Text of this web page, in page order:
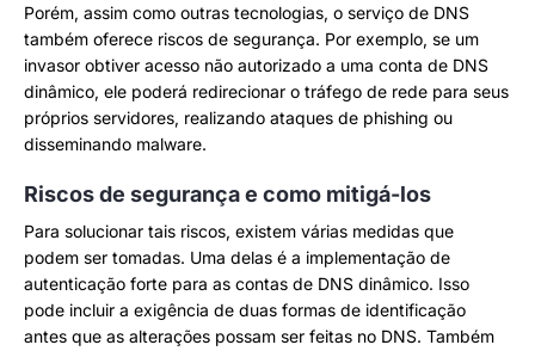
Porém, assim como outras tecnologias, o serviço de DNS
também oferece riscos de segurança. Por exemplo, se um
invasor obtiver acesso não autorizado a uma conta de DNS
dinâmico, ele poderá redirecionar o tráfego de rede para seus
próprios servidores, realizando ataques de phishing ou
disseminando malware.
Riscos de segurança e como mitigá-los
Para solucionar tais riscos, existem várias medidas que
podem ser tomadas. Uma delas é a implementação de
autenticação forte para as contas de DNS dinâmico. Isso
pode incluir a exigência de duas formas de identificação
antes que as alterações possam ser feitas no DNS. Também